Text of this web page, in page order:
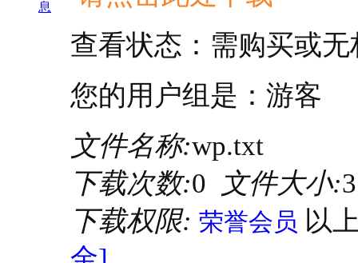
息
查看状态：需购买或无
您的用户组是：游客
文件名称:wp.txt
下载次数:0 文件大小:
下载权限: 荣誉会员 以